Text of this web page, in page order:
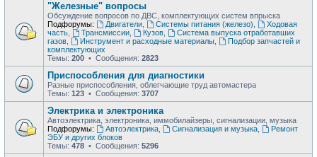
"Железные" вопросы
Обсуждение вопросов по ДВС, комплектующих систем впрыска
Подфорумы:
Двигатели, Системы питания (железо)
Ходовая
часть
Трансмиссии, Кузов,
Система выпуска отработавших
газов
Инструмент и расходные материалы,
Подбор запчастей и
комплектующих
Темы: 200 • Сообщения: 2823
Приспособления для диагностики
Разные приспособления, облегчающие труд автомастера
Темы: 123 • Сообщения: 3707
Электрика и электроника
Автоэлектрика, электроника, иммобилайзеры, сигнализации, музыка
Подфорумы:
Автоэлектрика, Сигнализация и музыка,
Ремонт
ЭБУ и других блоков
Темы: 478 • Сообщения: 5296